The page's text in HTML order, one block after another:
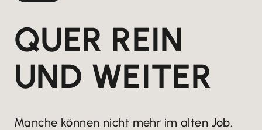
QUER REIN
UND WEITER
Manche können nicht mehr im alten Job.